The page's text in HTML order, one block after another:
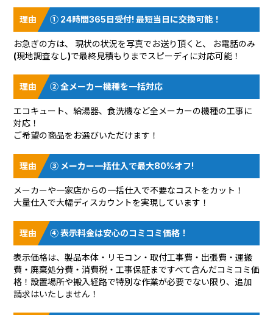
① 24時間365日受付! 最短当日に交換可能！
お急ぎの方は、 現状の状況を写真でお送り頂く と、 お電話のみ
(現地調査なし)で最終見積もりまでスピーディに対応可能！
② 全メーカー機種を一括対応
エコキュート、給湯器、食洗機など全メーカーの機種の工事に
対応！
ご希望の商品をお選びいただけます！
③ メーカー一括仕入で最大80%オフ!
メーカーや一家店からの一括仕入で不要なコストをカット！
大量仕入で大幅ディスカウントを実現しています！
④ 表示料金は安心のコミコミ価格！
表示価格は、製品本体・リモコン・取付工事費・出張費・運搬
費・廃棄処分費・消費税・工事保証まですべて含んだコミコミ価
格！設置場所や搬入経路で特別な作業が必要でない限り、追加
請求はいたしません！